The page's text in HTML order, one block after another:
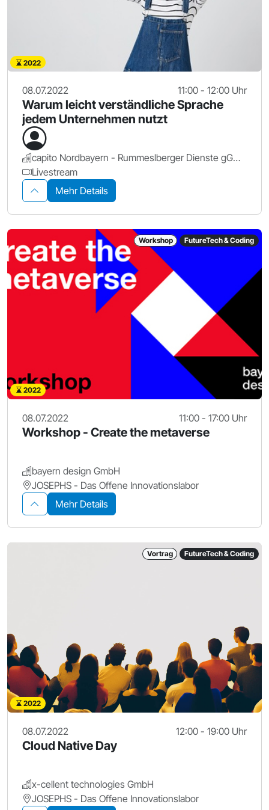
2022
08.07.2022 11:00 - 12:00 Uhr
Warum leicht verständliche Sprache
jedem Unternehmen nutzt
capito Nordbayern - Rummeslberger Dienste gGmbH
Livestream
Mehr Details
Workshop FutureTech & Coding
2022
08.07.2022 11:00 - 17:00 Uhr
Workshop - Create the metaverse
bayern design GmbH
JOSEPHS - Das Offene Innovationslabor
Mehr Details
Vortrag FutureTech & Coding
2022
08.07.2022 12:00 - 19:00 Uhr
Cloud Native Day
x-cellent technologies GmbH
JOSEPHS - Das Offene Innovationslabor